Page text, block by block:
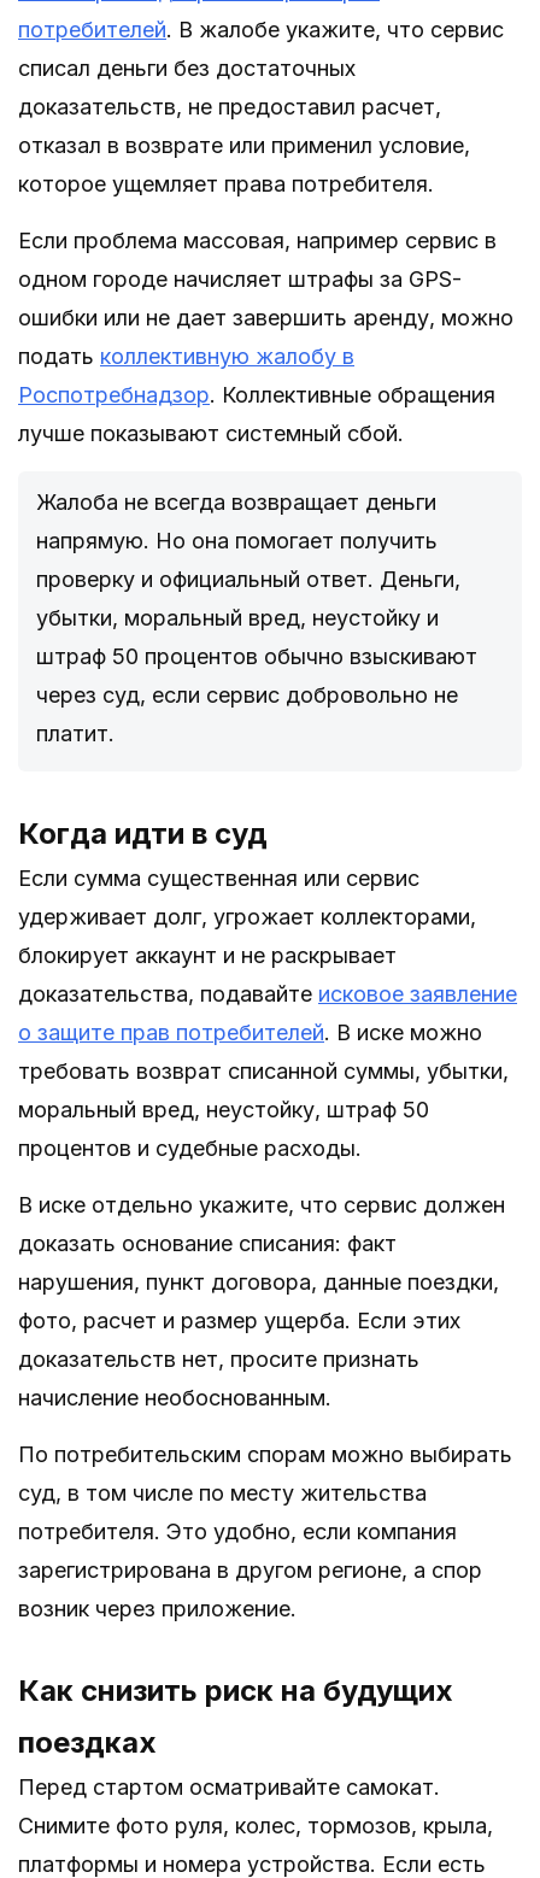
потребителей. В жалобе укажите, что сервис
списал деньги без достаточных
доказательств, не предоставил расчет,
отказал в возврате или применил условие,
которое ущемляет права потребителя.
Если проблема массовая, например сервис в
одном городе начисляет штрафы за GPS-
ошибки или не дает завершить аренду, можно
подать коллективную жалобу в
Роспотребнадзор. Коллективные обращения
лучше показывают системный сбой.
Жалоба не всегда возвращает деньги
напрямую. Но она помогает получить
проверку и официальный ответ. Деньги,
убытки, моральный вред, неустойку и
штраф 50 процентов обычно взыскивают
через суд, если сервис добровольно не
платит.
Когда идти в суд
Если сумма существенная или сервис
удерживает долг, угрожает коллекторами,
блокирует аккаунт и не раскрывает
доказательства, подавайте исковое заявление
о защите прав потребителей. В иске можно
требовать возврат списанной суммы, убытки,
моральный вред, неустойку, штраф 50
процентов и судебные расходы.
В иске отдельно укажите, что сервис должен
доказать основание списания: факт
нарушения, пункт договора, данные поездки,
фото, расчет и размер ущерба. Если этих
доказательств нет, просите признать
начисление необоснованным.
По потребительским спорам можно выбирать
суд, в том числе по месту жительства
потребителя. Это удобно, если компания
зарегистрирована в другом регионе, а спор
возник через приложение.
Как снизить риск на будущих
поездках
Перед стартом осматривайте самокат.
Снимите фото руля, колес, тормозов, крыла,
платформы и номера устройства. Если есть